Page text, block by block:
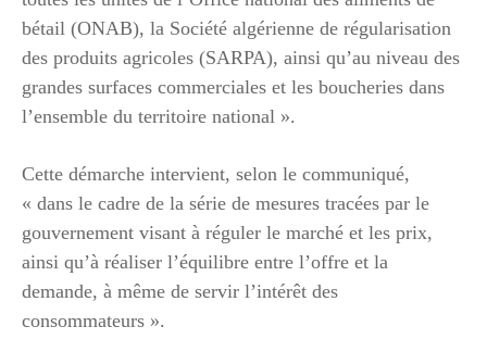
bétail (ONAB), la Société algérienne de régularisation
des produits agricoles (SARPA), ainsi qu’au niveau des
grandes surfaces commerciales et les boucheries dans
l’ensemble du territoire national ».
Cette démarche intervient, selon le communiqué,
« dans le cadre de la série de mesures tracées par le
gouvernement visant à réguler le marché et les prix,
ainsi qu’à réaliser l’équilibre entre l’offre et la
demande, à même de servir l’intérêt des
consommateurs ».